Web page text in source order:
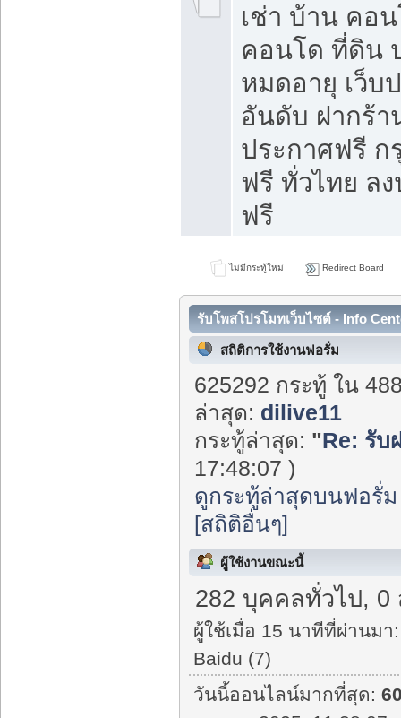
เช่า บ้าน คอ
คอนโด ที่ดิน
หมดอายุ เว็บ
อันดับ ฝากร้า
ประกาศฟรี ก
ฟรี ทั่วไทย ล
ฟรี
ไม่มีกระทู้ใหม่ Redirect Board
รับโพสโปรโมทเว็บไซต์ - Info
สถิติการใช้งานฟอรั่ม
625292 กระทู้ ใน
ล่าสุด: dilive11
กระทู้ล่าสุด: "Re: รับ
17:48:07 )
ดูกระทู้ล่าสุดบนฟอรั่ม
[สถิติอื่นๆ]
ผู้ใช้งานขณะนี้
282 บุคคลทั่วไป, 0
ผู้ใช้เมื่อ 15 นาทีที่ผ่านมา:
Baidu (7)
วันนี้ออนไลน์มากที่สุด: